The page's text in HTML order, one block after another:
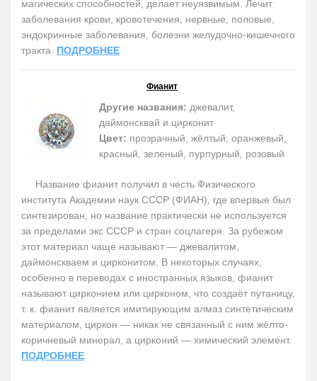
магических способностей, делает неуязвимым. Лечит
заболевания крови, кровотечения, нервные, половые,
эндокринные заболевания, болезни желудочно-кишечного
тракта. ПОДРОБНЕЕ
Фианит
Другие названия: джевалит,
даймонсквай и цирконит
Цвет: прозрачный, жёлтый, оранжевый,
красный, зеленый, пурпурный, розовый
Название фианит получил в честь Физического
института Академии наук СССР (ФИАН), где впервые был
синтезирован, но название практически не используется
за пределами экс СССР и стран соцлагеря. За рубежом
этот материал чаще называют — джевалитом,
даймонскваем и цирконитом. В некоторых случаях,
особенно в переводах с иностранных языков, фианит
называют цирконием или цирконом, что создаёт путаницу,
т. к. фианит является имитирующим алмаз синтетическим
материалом, циркон — никак не связанный с ним жёлто-
коричневый минерал, а цирконий — химический элемент.
ПОДРОБНЕЕ